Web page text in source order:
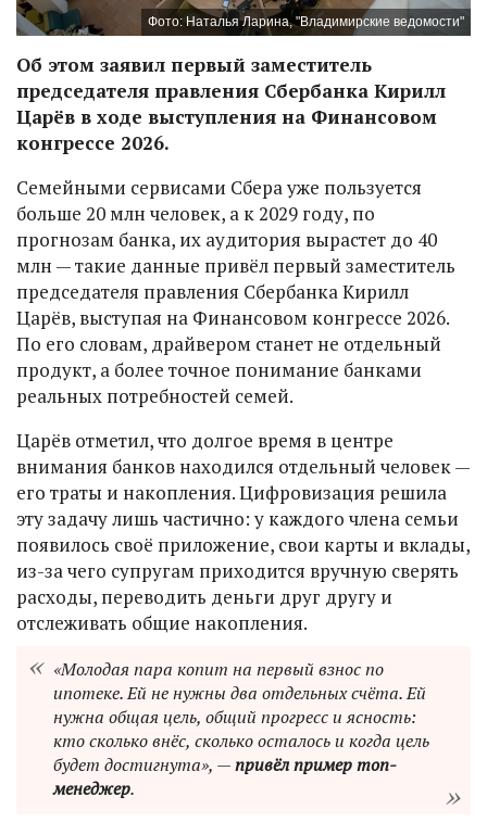
Фото: Наталья Ларина, "Владимирские ведомости"
Об этом заявил первый заместитель
председателя правления Сбербанка Кирилл
Царёв в ходе выступления на Финансовом
конгрессе 2026.
Семейными сервисами Сбера уже пользуется
больше 20 млн человек, а к 2029 году, по
прогнозам банка, их аудитория вырастет до 40
млн — такие данные привёл первый заместитель
председателя правления Сбербанка Кирилл
Царёв, выступая на Финансовом конгрессе 2026.
По его словам, драйвером станет не отдельный
продукт, а более точное понимание банками
реальных потребностей семей.
Царёв отметил, что долгое время в центре
внимания банков находился отдельный человек —
его траты и накопления. Цифровизация решила
эту задачу лишь частично: у каждого члена семьи
появилось своё приложение, свои карты и вклады,
из-за чего супругам приходится вручную сверять
расходы, переводить деньги друг другу и
отслеживать общие накопления.
«Молодая пара копит на первый взнос по
ипотеке. Ей не нужны два отдельных счёта. Ей
нужна общая цель, общий прогресс и ясность:
кто сколько внёс, сколько осталось и когда цель
будет достигнута», —привёл пример топ-
менеджер.